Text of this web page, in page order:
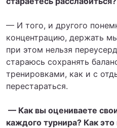
— И того, и другого
концентрацию, держать
при этом нельзя
стараюсь сохранять
тренировками, как и с
перестараться.
— Как вы оцениваете
каждого турнира? Как